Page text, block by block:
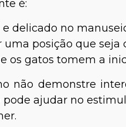
é:
delicado no
uma posição que seja
os gatos tomem a
não demonstre
pode ajudar no